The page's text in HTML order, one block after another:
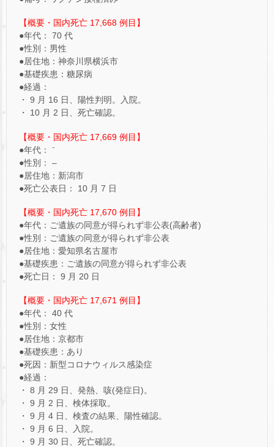
【概要・国内死亡 17,668 例目】
●年代： 70 代
●性別：男性
●居住地：神奈川県横浜市
●基礎疾患：糖尿病
●経過：
・ 9 月 16 日、陽性判明。入院。
・ 10 月 2 日、死亡確認。
【概要・国内死亡 17,669 例目】
●年代： ⁻
●性別： –
●居住地：新潟市
●死亡公表日： 10 月 7 日
【概要・国内死亡 17,670 例目】
●年代：ご遺族の同意が得られず非公表(高齢者)
●性別：ご遺族の同意が得られず非公表
●居住地：愛知県名古屋市
●基礎疾患：ご遺族の同意が得られず非公表
●死亡日： 9 月 20 日
【概要・国内死亡 17,671 例目】
●年代： 40 代
●性別：女性
●居住地：京都市
●基礎疾患：あり
●死因：新型コロナウィルス感染症
●経過：
・ 8 月 29 日、発熱、咳(発症日)。
・ 9 月 2 日、検体採取。
・ 9 月 4 日、検査の結果、陽性確認。
・ 9 月 6 日、入院。
・ 9 月 30 日、死亡確認。